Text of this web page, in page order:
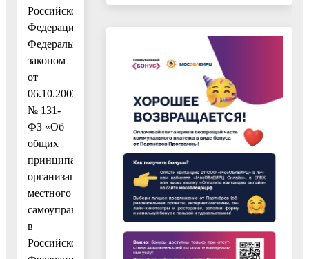
Российской
Федерации,
Федеральным
законом
от
06.10.2003
№ 131-
ФЗ «Об
общих
принципах
организации
местного
самоуправления
в
Российской